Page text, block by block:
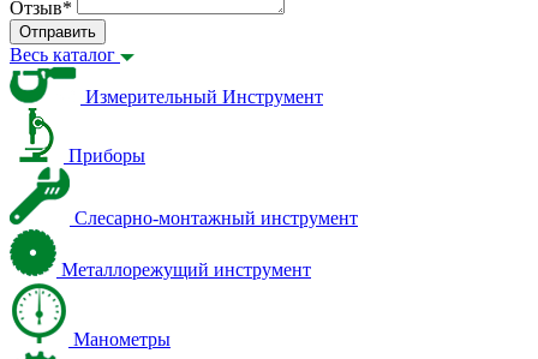
Отзыв*
Отправить
Весь каталог
Измерительный Инструмент
Приборы
Слесарно-монтажный инструмент
Металлорежущий инструмент
Манометры